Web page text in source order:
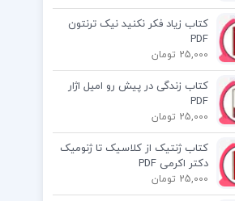
کتاب زیاد فکر نکنید نیک ترنتون
PDF
25,000 تومان
کتاب زندگی در پیش رو امیل اژار
PDF
25,000 تومان
کتاب ژنتیک از کلاسیک تا ژنومیک
دکتر اکرمی PDF
25,000 تومان